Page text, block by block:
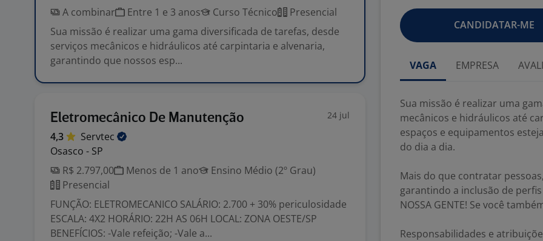
A combinar
Entre 1 e 3 anos Curso Técnico
Presencial
Sua missão é realizar uma gama diversificada de tarefas, desde
serviços mecânicos e hidráulicos até carpintaria e alvenaria,
garantindo que nossos esp...
Eletromecânico De Manutenção 24 jul
4,3
Servtec
Osasco - SP
R$ 2.797,00
Menos de 1 ano
Ensino Médio (2º Grau)
Presencial
FUNÇÃO: ELETROMECANICO SALÁRIO: 2.700 + 30% periculosidade
ESCALA: 4X2 HORÁRIO: 22H AS 06H LOCAL: ZONA OESTE/SP
BENEFÍCIOS: -Vale refeição; -Vale a...
CANDIDATAR-ME
VAGA EMPRESA
Sua missão é realizar uma
mecânicos e hidráulicos até
espaços e equipamentos
do dia a dia.
Mais do que contratar
garantindo a inclusão de
NOSSA GENTE! Se você
Responsabilidades e